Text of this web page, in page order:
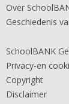
Over
Geschiedenis
SchoolBANK
Privacy-en
Copyright
Disclaimer